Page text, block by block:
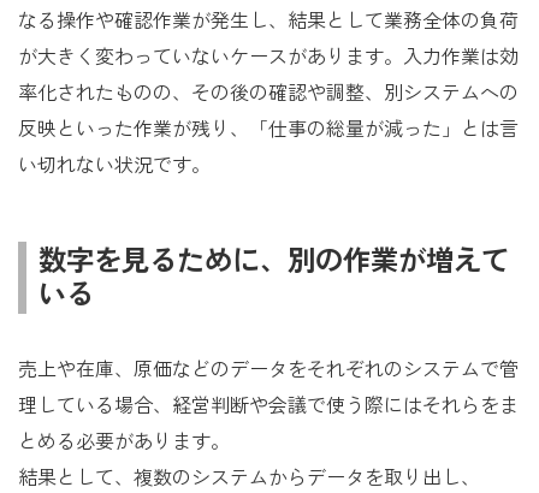
なる操作や確認作業が発生し、結果として業務全体の負荷
が大きく変わっていないケースがあります。入力作業は効
率化されたものの、その後の確認や調整、別システムへの
反映といった作業が残り、「仕事の総量が減った」とは言
い切れない状況です。
数字を見るために、別の作業が増えて
いる
売上や在庫、原価などのデータをそれぞれのシステムで管
理している場合、経営判断や会議で使う際にはそれらをま
とめる必要があります。
結果として、複数のシステムからデータを取り出し、